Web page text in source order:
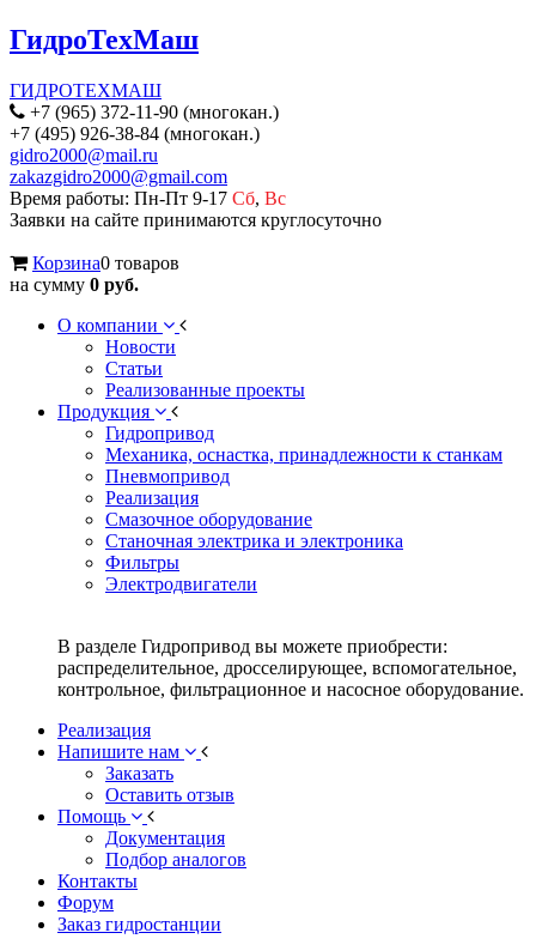
ГидроТехМаш
ГИДРОТЕХМАШ
+7 (965) 372-11-90 (многокан.)
+7 (495) 926-38-84 (многокан.)
gidro2000@mail.ru
zakazgidro2000@gmail.com
Время работы: Пн-Пт 9-17 Сб, Вс
Заявки на сайте принимаются круглосуточно
Корзина0 товаров
на сумму 0 руб.
О компании
Новости
Статьи
Реализованные проекты
Продукция
Гидропривод
Механика, оснастка, принадлежности к станкам
Пневмопривод
Реализация
Смазочное оборудование
Станочная электрика и электроника
Фильтры
Электродвигатели
В разделе Гидропривод вы можете приобрести:
распределительное, дросселирующее, вспомогательное,
контрольное, фильтрационное и насосное оборудование.
Реализация
Напишите нам
Заказать
Оставить отзыв
Помощь
Документация
Подбор аналогов
Контакты
Форум
Заказ гидростанции